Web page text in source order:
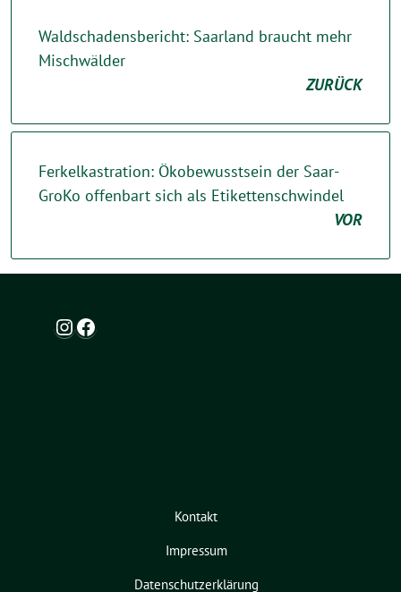
Waldschadensbericht: Saarland braucht mehr
Mischwälder
ZURÜCK
Ferkelkastration: Ökobewusstsein der Saar-
GroKo offenbart sich als Etikettenschwindel
VOR
Instagram
Facebook
Kontakt
Impressum
Datenschutzerklärung